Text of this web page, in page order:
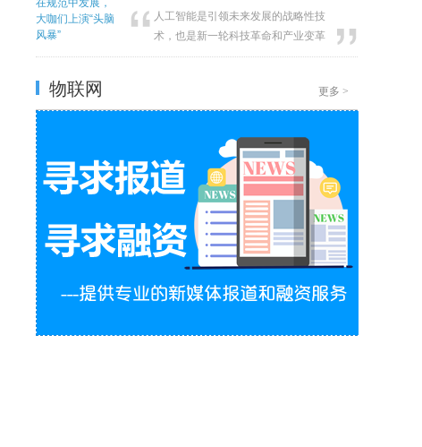
人工智能是引领未来发展的战略性技
术，也是新一轮科技革命和产业变革
的重要驱动力量。近日，一场立法征
物联网 更多 >